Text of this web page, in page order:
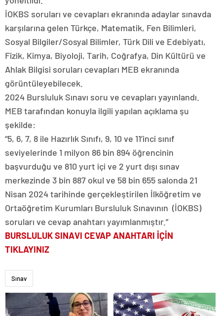
İOKBS soruları ve cevapları ekranında adaylar sınavda
karşılarına gelen Türkçe, Matematik, Fen Bilimleri,
Sosyal Bilgiler/Sosyal Bilimler, Türk Dili ve Edebiyatı,
Fizik, Kimya, Biyoloji, Tarih, Coğrafya, Din Kültürü ve
Ahlak Bilgisi soruları cevapları MEB ekranında
görüntüleyebilecek.
2024 Bursluluk Sınavı soru ve cevapları yayınlandı.
MEB tarafından konuyla ilgili yapılan açıklama şu
şekilde:
“5, 6, 7, 8 ile Hazırlık Sınıfı, 9, 10 ve 11’inci sınıf
seviyelerinde 1 milyon 86 bin 894 öğrencinin
başvurduğu ve 810 yurt içi ve 2 yurt dışı sınav
merkezinde 3 bin 887 okul ve 58 bin 655 salonda 21
Nisan 2024 tarihinde gerçekleştirilen İlköğretim ve
Ortaöğretim Kurumları Bursluluk Sınavının (İOKBS)
soruları ve cevap anahtarı yayımlanmıştır.”
BURSLULUK SINAVI CEVAP ANAHTARI İÇİN
TIKLAYINIZ
Sınav